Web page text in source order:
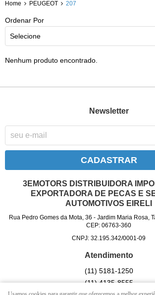
Home PEUGEOT 207
Ordenar Por
Selecione
Nenhum produto encontrado.
Newsletter
CADASTRAR
3EMOTORS DISTRIBUIDORA
EXPORTADORA DE PECAS E
AUTOMOTIVOS EIRELI
Rua Pedro Gomes da Mota, 36 - Jardim Maria Rosa,
CEP: 06763-360
CNPJ: 32.195.342/0001-09
Atendimento
(11) 5181-1250
(11)4135-8555